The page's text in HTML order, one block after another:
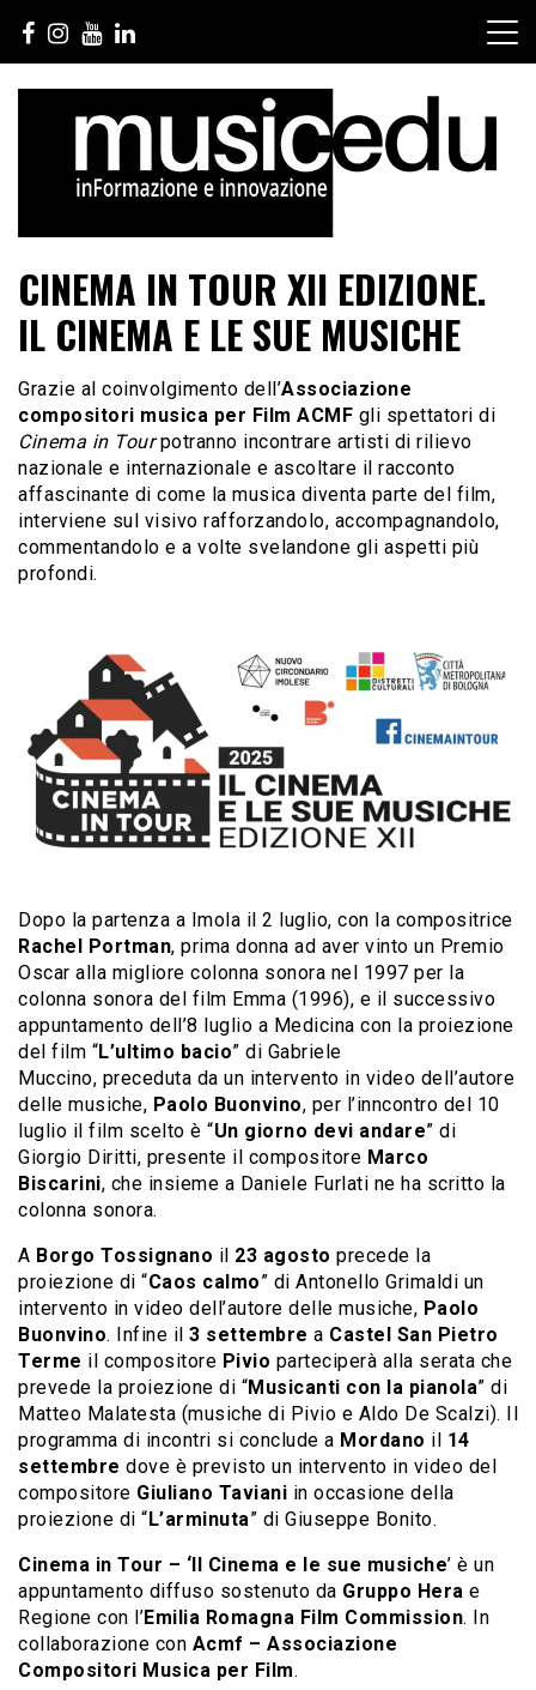
contenuto
CINEMA IN TOUR XII EDIZIONE.
IL CINEMA E LE SUE MUSICHE
Grazie al coinvolgimento dell’Associazione
compositori musica per Film ACMF gli spettatori di
Cinema in Tourpotranno incontrare artisti di rilievo
nazionale e internazionale e ascoltare il racconto
affascinante di come la musica diventa parte del film,
interviene sul visivo rafforzandolo, accompagnandolo,
commentandolo e a volte svelandone gli aspetti più
profondi.
Dopo la partenza a Imola il 2 luglio, con la compositrice
Rachel Portman, prima donna ad aver vinto un Premio
Oscar alla migliore colonna sonora nel 1997 per la
colonna sonora del film Emma (1996), e il successivo
appuntamento dell’8 luglio a Medicina con la proiezione
del film “L’ultimo bacio” di Gabriele
Muccino, preceduta da un intervento in video dell’autore
delle musiche, Paolo Buonvino, per l’inncontro del 10
luglio il film scelto è “Un giorno devi andare” di
Giorgio Diritti, presente il compositore Marco
Biscarini, che insieme a Daniele Furlati ne ha scritto la
colonna sonora.
A Borgo Tossignano il 23 agosto precede la
proiezione di “Caos calmo” di Antonello Grimaldi un
intervento in video dell’autore delle musiche, Paolo
Buonvino. Infine il 3 settembre a Castel San Pietro
Terme il compositore Pivio parteciperà alla serata che
prevede la proiezione di “Musicanti con la pianola” di
Matteo Malatesta (musiche di Pivio e Aldo De Scalzi). Il
programma di incontri si conclude a Mordano il 14
settembre dove è previsto un intervento in video del
compositore Giuliano Taviani in occasione della
proiezione di “L’arminuta” di Giuseppe Bonito.
Cinema in Tour – ‘Il Cinema e le sue musiche’ è un
appuntamento diffuso sostenuto da Gruppo Hera e
Regione con l’Emilia Romagna Film Commission. In
collaborazione con Acmf – Associazione
Compositori Musica per Film.